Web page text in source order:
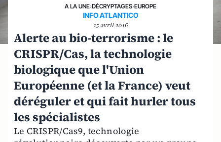
A LA UNE›DÉCRYPTAGES›EUROPE
INFO ATLANTICO
15 avril 2016
Alerte au bio-terrorisme : le
CRISPR/Cas, la technologie
biologique que l'Union
Européenne (et la France) veut
déréguler et qui fait hurler tous
les spécialistes
Le CRISPR/Cas9, technologie